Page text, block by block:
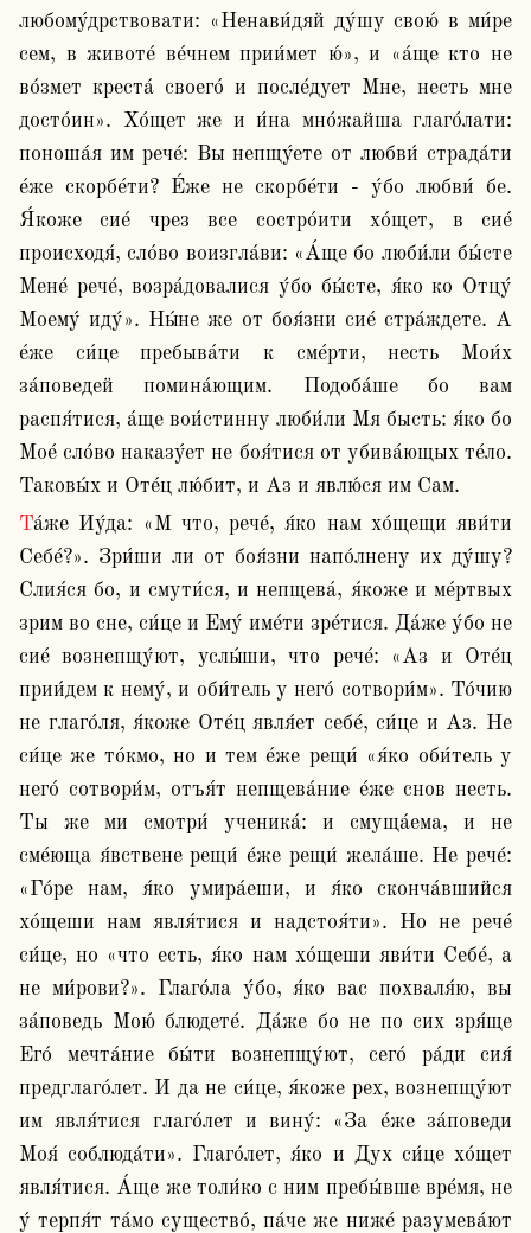
любому́дрствовати: «Ненави́дяй ду́шу свою́ в ми́ре
сем, в животе́ ве́чнем прии́мет ю́», и «а́ще кто не
во́змет креста́ своего́ и после́дует Мне, несть мне
досто́ин». Хо́щет же и и́на мно́жайша глаго́лати:
поноша́я им рече́: Вы непщу́ете от любви́ страда́ти
е́же скорбе́ти? Е́же не скорбе́ти - у́бо любви́ бе.
Я́коже сие́ чрез все состро́ити хо́щет, в сие́
происходя́, сло́во воизгла́ви: «А́ще бо люби́ли бы́сте
Мене́ рече́, возра́довалися у́бо бы́сте, я́ко ко Отцу́
Моему́ иду́». Ны́не же от боя́зни сие́ стра́ждете. А
е́же си́це пребыва́ти к сме́рти, несть Мои́х
за́поведей помина́ющим. Подоба́ше бо вам
распя́тися, а́ще вои́стинну люби́ли Мя бысть: я́ко бо
Мое́ сло́во наказу́ет не боя́тися от убива́ющых те́ло.
Таковы́х и Оте́ц лю́бит, и Аз и явлю́ся им Сам.
Та́же Иу́да: «М что, рече́, я́ко нам хо́щещи яви́ти
Себе́?». Зри́ши ли от боя́зни напо́лнену их ду́шу?
Слия́ся бо, и смути́ся, и непщева́, я́коже и ме́ртвых
зрим во сне, си́це и Ему́ име́ти зре́тися. Да́же у́бо не
сие́ вознепщу́ют, услы́ши, что рече́: «Аз и Оте́ц
прии́дем к нему́, и оби́тель у него́ сотвори́м». То́чию
не глаго́ля, я́коже Оте́ц явля́ет себе́, си́це и Аз. Не
си́це же то́кмо, но и тем е́же рещи́ «я́ко оби́тель у
него́ сотвори́м, отъя́т непщева́ние е́же снов несть.
Ты же ми смотри́ ученика́: и смуща́ема, и не
сме́юща я́вствене рещи́ е́же рещи́ жела́ше. Не рече́:
«Го́ре нам, я́ко умира́еши, и я́ко сконча́вшийся
хо́щеши нам явля́тися и надстоя́ти». Но не рече́
си́це, но «что есть, я́ко нам хо́щеши яви́ти Себе́, а
не ми́рови?». Глаго́ла у́бо, я́ко вас похваля́ю, вы
за́поведь Мою́ блюдете́. Да́же бо не по сих зря́ще
Его́ мечта́ние бы́ти вознепщу́ют, сего́ ра́ди сия́
предглаго́лет. И да не си́це, я́коже рех, вознепщу́ют
им явля́тися глаго́лет и вину́: «За е́же за́поведи
Моя́ соблюда́ти». Глаго́лет, я́ко и Дух си́це хо́щет
явля́тися. А́ще же толи́ко с ним пребы́вше вре́мя, не
у́ терпя́т та́мо существо́, па́че же ниже́ разумева́ют